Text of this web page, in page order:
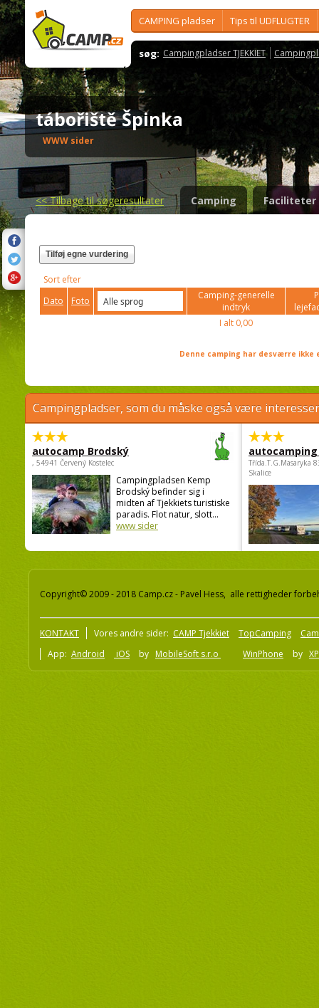
CAMPING pladser Tips til UDFLUGTER
søg: Campingpladser TJEKKIET
tábořiště Špinka
WWW sider
<<Tilbage til søgeresultater Camping Faciliteter
Tilføj egne vurdering
Sort efter
Dato
Foto
Camping-generelle
indtryk
I alt 0,00
Denne camping har desværre
Campingpladser, som du måske også være
autocamp Brodský
, 54941 Červený Kostelec
Campingpladsen Kemp
Brodský befinder sig i
midten af Tjekkiets turistiske
paradis. Flot natur, slott...
www sider
autocamping
Třída.T.G.Masaryka
Skalice
Copyright© 2009 - 2018 Camp.cz - Pavel Hess, alle rettigheder
KONTAKT Vores andre sider: CAMP Tjekkiet TopCamping
App: Android iOS by MobileSoft s.r.o WinPhone by